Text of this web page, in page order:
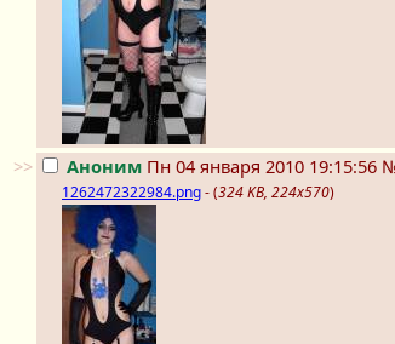
>> Аноним Пн 04 января 2010 19:15:56
1262472322984.png- (324 KB, 224x570)